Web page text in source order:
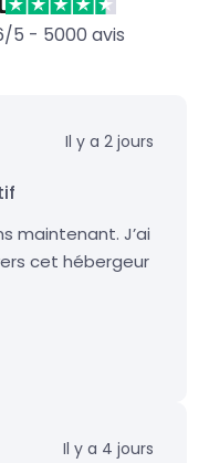
5 - 5000 avis
Il y a 2 jours
maintenant. J’ai
cet hébergeur
Il y a 4 jours